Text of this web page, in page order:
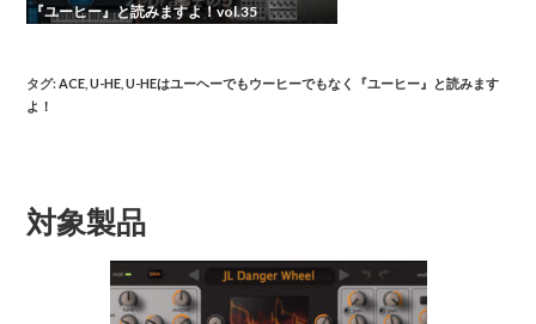
『ユーヒー』と読みますよ！vol.35
タグ:ACE U-HE U-HEはユーヘーでもウーヒーでもなく『ユーヒー』と読みます
よ！
対象製品